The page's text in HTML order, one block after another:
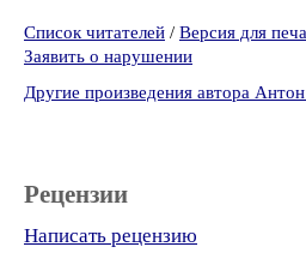
Список читателей / Версия для
Заявить о нарушении
Другие произведения автора
Рецензии
Написать рецензию